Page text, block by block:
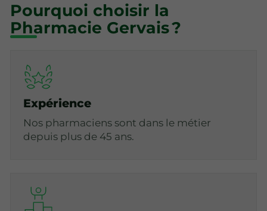
Pourquoi choisir la
Pharmacie Gervais ?
Expérience
Nos pharmaciens sont dans le métier
depuis plus de 45 ans.